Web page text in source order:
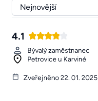
4.1
Bývalý zaměstnanec
Petrovice u Karviné
Zveřejněno 22. 01. 2025